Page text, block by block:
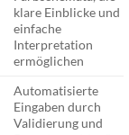
klare Einblicke und
einfache
Interpretation
ermöglichen
Automatisierte
Eingaben durch
Validierung und